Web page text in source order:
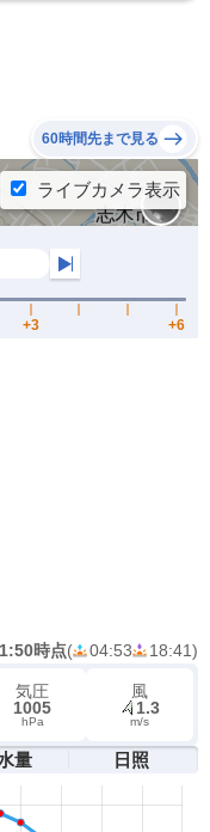
60時間先まで見る
時点( 04:53 18:41)
気圧
1005
hPa
風
1.3
m/s
量 日照